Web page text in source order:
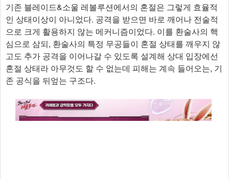
기존 블레이드&소울 레볼루션에서의 혼절은 그렇게 효율적
인 상태이상이 아니었다. 공격을 받으면 바로 깨어나 전술적
으로 크게 활용하지 않는 메커니즘이었다. 이를 환술사의 핵
심으로 삼되, 환술사의 특정 무공들이 혼절 상태를 깨우지 않
고도 추가 공격을 이어나갈 수 있도록 설계해 상대 입장에선
혼절 상태라 아무것도 할 수 없는데 피해는 계속 들어오는, 기
존 공식을 뒤엎는 구조다.